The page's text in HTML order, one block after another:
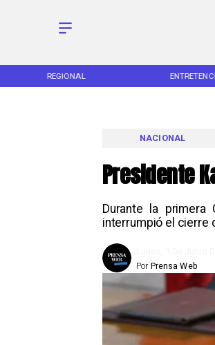
REGIONAL
Presidente
Durante la
interrumpió el cierre
NACIONAL
Prensa Web
Por